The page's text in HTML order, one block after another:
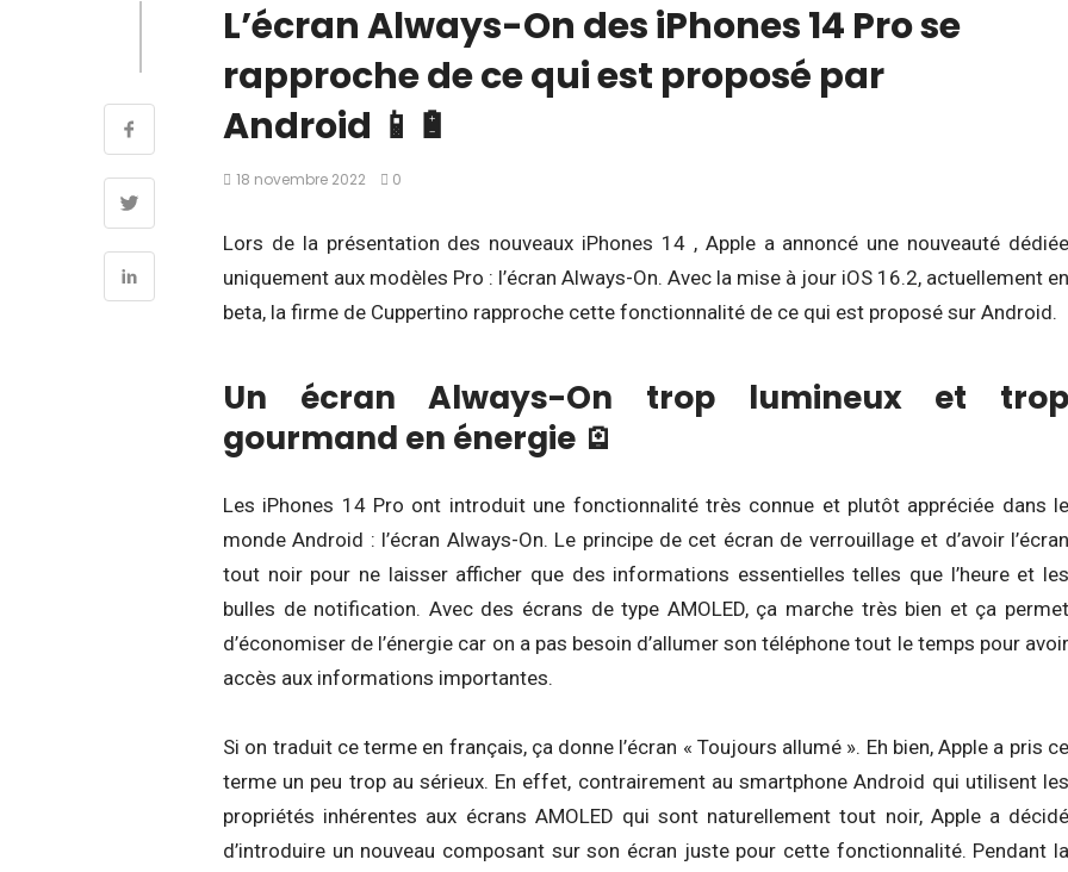
L’écran Always-On des iPhones 14 Pro se
rapproche de ce qui est proposé par
Android 📱🔋
18 novembre 2022 0
Lors de la présentation des nouveaux iPhones 14 , Apple a annoncé une nouveauté dédiée
uniquement aux modèles Pro : l’écran Always-On. Avec la mise à jour iOS 16.2, actuellement en
beta, la firme de Cuppertino rapproche cette fonctionnalité de ce qui est proposé sur Android.
Un écran Always-On trop lumineux et trop
gourmand en énergie 🪫
Les iPhones 14 Pro ont introduit une fonctionnalité très connue et plutôt appréciée dans le
monde Android : l’écran Always-On. Le principe de cet écran de verrouillage et d’avoir l’écran
tout noir pour ne laisser afficher que des informations essentielles telles que l’heure et les
bulles de notification. Avec des écrans de type AMOLED, ça marche très bien et ça permet
d’économiser de l’énergie car on a pas besoin d’allumer son téléphone tout le temps pour avoir
accès aux informations importantes.
Si on traduit ce terme en français, ça donne l’écran « Toujours allumé ». Eh bien, Apple a pris ce
terme un peu trop au sérieux. En effet, contrairement au smartphone Android qui utilisent les
propriétés inhérentes aux écrans AMOLED qui sont naturellement tout noir, Apple a décidé
d’introduire un nouveau composant sur son écran juste pour cette fonctionnalité. Pendant la